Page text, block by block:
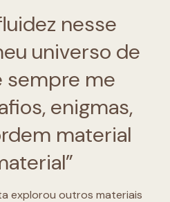
nesse
universo de
sempre me
enigmas,
material
explorou outros materiais